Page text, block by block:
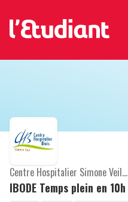
IBODE Temps plein en
Centre Hospitalier Simone Veil de Blois